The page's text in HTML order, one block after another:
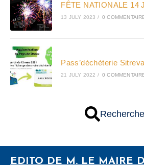
FÊTE NATIONALE 14
13 JULY 2023 / 0
Pass’déchèterie Sitreva
21 JULY 2022 / 0
Recherche
EDITO DE M. LE MAIRE